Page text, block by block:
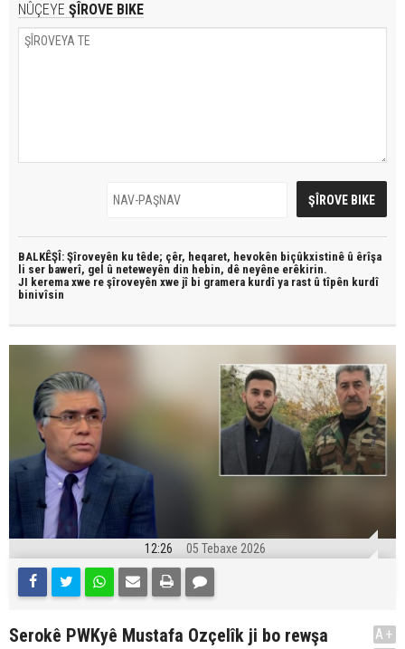
NÛÇEYE ŞÎROVE BIKE
BALKÊŞÎ: Şîroveyên ku têde; çêr, heqaret, hevokên biçûkxistinê û êrîşa
li ser bawerî, gel û neteweyên din hebin, dê neyêne erêkirin.
JI kerema xwe re şîroveyên xwe jî bi gramera kurdî ya rast û tîpên kurdî
binivîsin
12:26 05 Tebaxe 2026
Serokê PWKyê Mustafa Ozçelîk ji bo rewşa
A+